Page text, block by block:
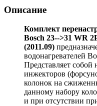
Описание
Комплект
Bosch 23-->31 WR
(2011.09)
водонагревателей
Представляет
инжекторов
колонок на
данному набору
и при отсутствии